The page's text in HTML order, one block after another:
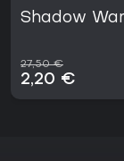
Shadow
27,50 €
2,20 €